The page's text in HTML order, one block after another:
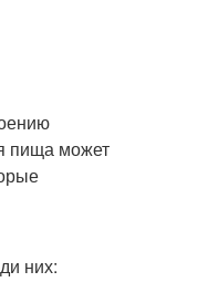
пища может
них: